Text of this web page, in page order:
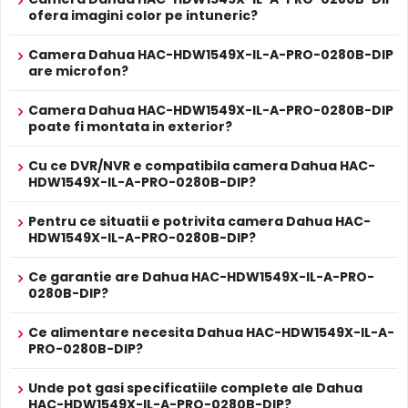
Dahua HAC-HDW1549X-IL-A-PRO-0280B-DIP are unfiltru
infrarosu pe timpul zilei, pentru a evita defectele de
culoare, iar pe timpul noptii acesta este retras pentru a
* Specificatiile tehnice ale produsului Dahua HAC-HDW1549X-IL-A-PRO-
ofera imagini color pe intuneric?
Camera Dahua HAC-HDW1549X-IL-A-PRO-0280B-DIP
are microfon?
Camera Dahua HAC-HDW1549X-IL-A-PRO-0280B-DIP
poate fi montata in exterior?
Cu ce DVR/NVR e compatibila camera Dahua HAC-
HDW1549X-IL-A-PRO-0280B-DIP?
Pentru ce situatii e potrivita camera Dahua HAC-
HDW1549X-IL-A-PRO-0280B-DIP?
Ce garantie are Dahua HAC-HDW1549X-IL-A-PRO-
0280B-DIP?
Ce alimentare necesita Dahua HAC-HDW1549X-IL-A-
PRO-0280B-DIP?
Unde pot gasi specificatiile complete ale Dahua
HAC-HDW1549X-IL-A-PRO-0280B-DIP?